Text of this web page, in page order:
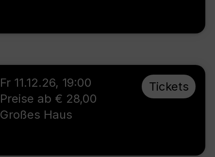
Fr 11.12.26, 19:00
Preise ab € 28,00
Großes Haus
Tickets